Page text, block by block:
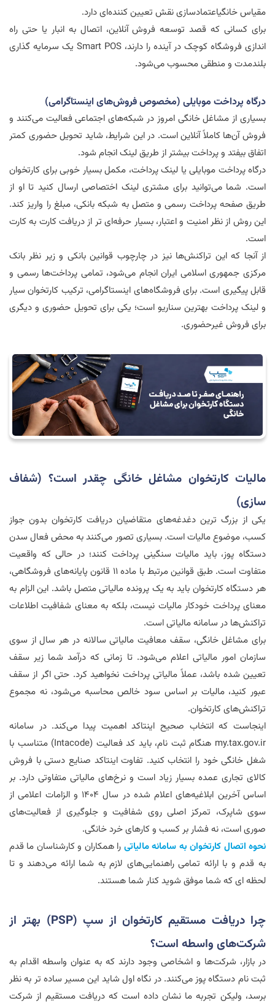
مقیاس خانگیاعتمادسازی نقش تعیین کننده‌ای دارد.
برای کسانی که قصد توسعه فروش آنلاین، اتصال به انبار یا حتی راه
اندازی فروشگاه کوچک در آینده را دارند، Smart POS یک سرمایه گذاری
بلندمدت و منطقی محسوب می‌شود.
درگاه پرداخت موبایلی (مخصوص فروش‌های اینستاگرامی)
بسیاری از مشاغل خانگی امروز در شبکه‌های اجتماعی فعالیت می‌کنند و
فروش آن‌ها کاملاً آنلاین است. در این شرایط، شاید تحویل حضوری کمتر
اتفاق بیفتد و پرداخت بیشتر از طریق لینک انجام شود.
درگاه پرداخت موبایلی یا لینک پرداخت، مکمل بسیار خوبی برای کارتخوان
است. شما می‌توانید برای مشتری لینک اختصاصی ارسال کنید تا او از
طریق صفحه پرداخت رسمی و متصل به شبکه بانکی، مبلغ را واریز کند.
این روش از نظر امنیت و اعتبار، بسیار حرفه‌ای تر از دریافت کارت به کارت
است.
از آنجا که این تراکنش‌ها نیز در چارچوب قوانین بانکی و زیر نظر بانک
مرکزی جمهوری اسلامی ایران انجام می‌شود، تمامی پرداخت‌ها رسمی و
قابل پیگیری است. برای فروشگاه‌های اینستاگرامی، ترکیب کارتخوان سیار
و لینک پرداخت بهترین سناریو است؛ یکی برای تحویل حضوری و دیگری
برای فروش غیرحضوری.
مالیات کارتخوان مشاغل خانگی چقدر است؟ (شفاف
سازی)
یکی از بزرگ ترین دغدغه‌های متقاضیان دریافت کارتخوان بدون جواز
کسب، موضوع مالیات است. بسیاری تصور می‌کنند به محض فعال سدن
دستگاه پوز، باید مالیات سنگینی پرداخت کنند؛ در حالی که واقعیت
متفاوت است. طبق قوانین مرتبط با ماده ۱۱ قانون پایانه‌های فروشگاهی،
هر دستگاه کارتخوان باید به یک پرونده مالیاتی متصل باشد. این الزام به
معنای پرداخت خودکار مالیات نیست، بلکه به معنای شفافیت اطلاعات
تراکنش‌ها در سامانه مالیاتی است.
برای مشاغل خانگی، سقف معافیت مالیاتی سالانه در هر سال از سوی
سازمان امور مالیاتی اعلام می‌شود. تا زمانی که درآمد شما زیر سقف
تعیین شده باشد، عملاً مالیاتی پرداخت نخواهید کرد. حتی اگر از سقف
عبور کنید، مالیات بر اساس سود خالص محاسبه می‌شود، نه مجموع
تراکنش‌های کارتخوان.
اینجاست که انتخاب صحیح اینتاکد اهمیت پیدا می‌کند. در سامانه
my.tax.gov.ir هنگام ثبت نام، باید کد فعالیت (Intacode) متناسب با
شغل خانگی خود را انتخاب کنید. تفاوت اینتاکد صنایع دستی با فروش
کالای تجاری عمده بسیار زیاد است و نرخ‌های مالیاتی متفاوتی دارد. بر
اساس آخرین ابلاغیه‌های اعلام شده در سال ۱۴۰۴ و الزامات اعلامی از
سوی شاپرک، تمرکز اصلی روی شفافیت و جلوگیری از فعالیت‌های
صوری است، نه فشار بر کسب و کارهای خرد خانگی.
نحوه اتصال کارتخوان به سامانهمالیاتی را همکاران و کارشناسان ما قدم
به قدم و با ارائه تمامی راهنمایی‌های لازم به شما ارائه می‌دهند و تا
لحظه ای که شما موفق شوید کنار شما هستند.
چرا دریافت مستقیم کارتخوان از سپ (PSP) بهتر از
شرکت‌های واسطه است؟
در بازار، شرکت‌ها و اشخاصی وجود دارند که به عنوان واسطه اقدام به
ثبت نام دستگاه پوز می‌کنند. در نگاه اول شاید این مسیر ساده تر به نظر
برسد، ولیکن تجربه ما نشان داده است که دریافت مستقیم از شرکت